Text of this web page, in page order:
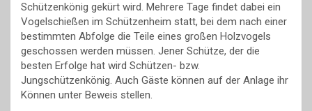
Schützenkönig gekürt wird. Mehrere Tage findet dabei ein
Vogelschießen im Schützenheim statt, bei dem nach einer
bestimmten Abfolge die Teile eines großen Holzvogels
geschossen werden müssen. Jener Schütze, der die
besten Erfolge hat wird Schützen- bzw.
Jungschützenkönig. Auch Gäste können auf der Anlage ihr
Können unter Beweis stellen.